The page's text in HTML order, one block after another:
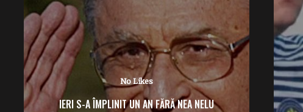
No Likes
IERI S-A ÎMPLINIT UN AN FĂRĂ NEA NELU